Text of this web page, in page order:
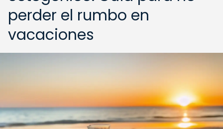
perder el rumbo en
vacaciones